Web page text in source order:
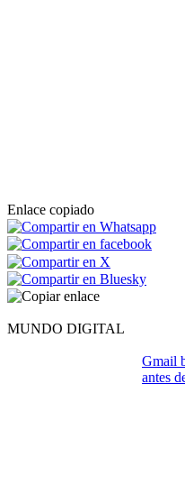
Enlace copiado
MUNDO DIGITAL
Gmail
antes